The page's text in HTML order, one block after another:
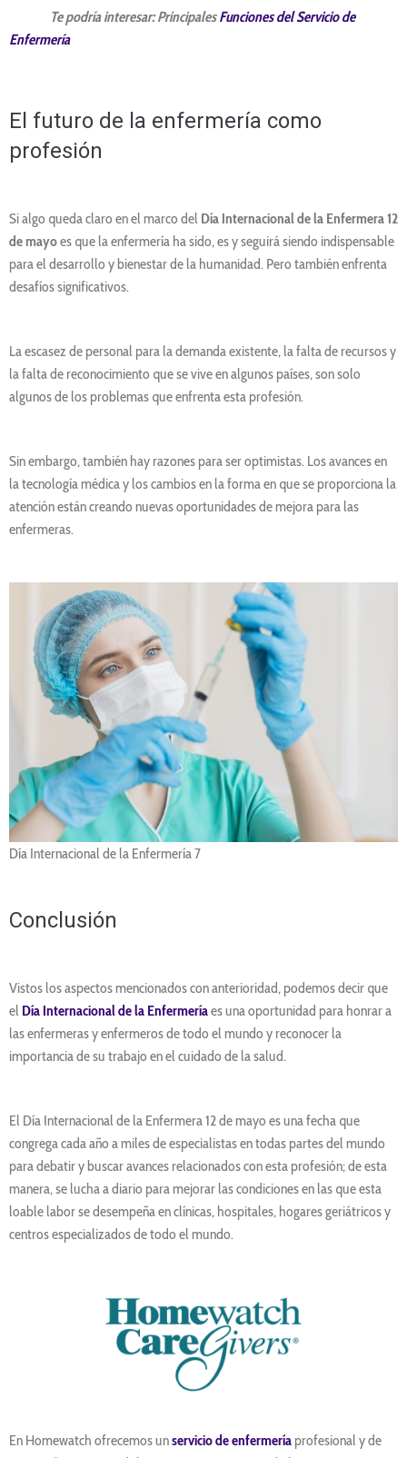
Te podría interesar: PrincipalesFunciones del Servicio de
Enfermería
El futuro de la enfermería como
profesión
Si algo queda claro en el marco del Día Internacional de la Enfermera 12
de mayoes que la enfermería ha sido, es y seguirá siendo indispensable
para el desarrollo y bienestar de la humanidad. Pero también enfrenta
desafíos significativos.
La escasez de personal para la demanda existente, la falta de recursos y
la falta de reconocimiento que se vive en algunos países, son solo
algunos de los problemas que enfrenta esta profesión.
Sin embargo, también hay razones para ser optimistas. Los avances en
la tecnología médica y los cambios en la forma en que se proporciona la
atención están creando nuevas oportunidades de mejora para las
enfermeras.
Día Internacional de la Enfermería 7
Conclusión
Vistos los aspectos mencionados con anterioridad, podemos decir que
el Día Internacional de la Enfermeríaes una oportunidad para honrar a
las enfermeras y enfermeros de todo el mundo y reconocer la
importancia de su trabajo en el cuidado de la salud.
El Día Internacional de la Enfermera 12 de mayo es una fecha que
congrega cada año a miles de especialistas en todas partes del mundo
para debatir y buscar avances relacionados con esta profesión; de esta
manera, se lucha a diario para mejorar las condiciones en las que esta
loable labor se desempeña en clínicas, hospitales, hogares geriátricos y
centros especializados de todo el mundo.
En Homewatch ofrecemos unservicio de enfermería profesional y de